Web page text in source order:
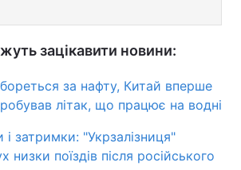
зацікавити новини:
за нафту, Китай вперше
літак, що працює на водні
затримки: "Укрзалізниця"
низки поїздів після російського